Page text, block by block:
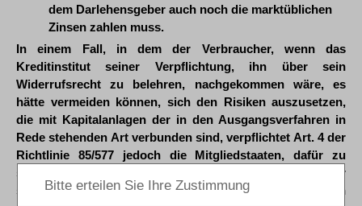
dem Darlehensgeber auch noch die marktüblichen
Zinsen zahlen muss.
In einem Fall, in dem der Verbraucher, wenn das
Kreditinstitut seiner Verpflichtung, ihn über sein
Widerrufsrecht zu belehren, nachgekommen wäre, es
hätte vermeiden können, sich den Risiken auszusetzen,
die mit Kapitalanlagen der in den Ausgangsverfahren in
Rede stehenden Art verbunden sind, verpflichtet Art. 4 der
Richtlinie 85/577 jedoch die Mitgliedstaaten, dafür zu
sorgen, dass ihre Rechtsvorschriften die Verbraucher
schützen, die es nicht vermeiden konnten, sich solchen